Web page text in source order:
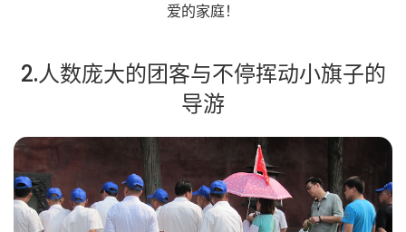
爱的家庭！
2.人数庞大的团客与不停挥动小旗子的
导游